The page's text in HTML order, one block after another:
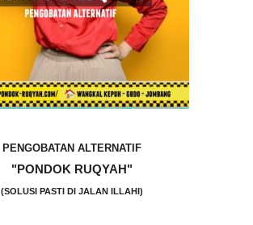
PENGOBATAN ALTERNATIF
"PONDOK RUQYAH"
(SOLUSI PASTI DI JALAN ILLAHI)